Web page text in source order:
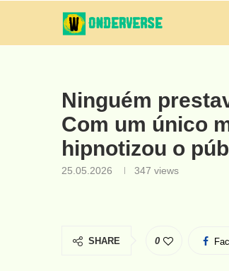
Ninguém
Com um único
hipnotizou o
25.05.2026 347 views
SHARE 0